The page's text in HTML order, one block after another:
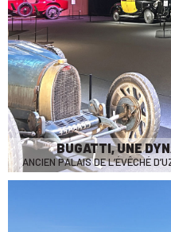
BUGATTI, UNE
ANCIEN PALAIS DE L’ÉVÊCHÉ